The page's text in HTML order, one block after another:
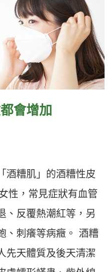
會增加
酒糟肌」的酒糟性皮
性，常見症狀有血管
、反覆熱潮紅等，另
、刺癢等病癥。 酒糟
先天體質及後天清潔